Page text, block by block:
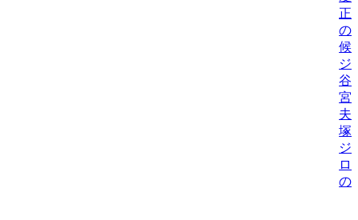
正
の
候/
ジ
谷
宮
夫
塚
ジ
ロ
の